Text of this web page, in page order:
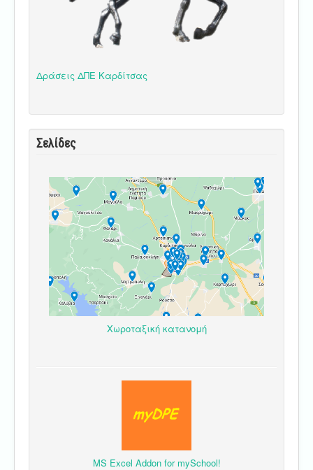
Δράσεις ΔΠΕ Καρδίτσας
Σελίδες
Χωροταξική κατανομή
MS Excel Addon for mySchool!